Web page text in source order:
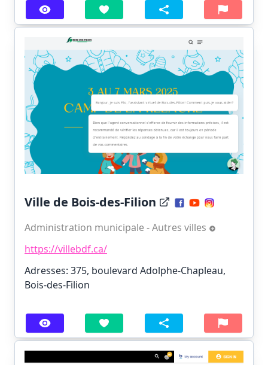
Ville de Bois-des-Filion
Administration municipale - Autres villes
https://villebdf.ca/
Adresses: 375, boulevard Adolphe-Chapleau,
Bois-des-Filion